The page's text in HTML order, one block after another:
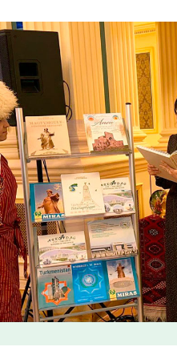
Jemgyýet
Medeniýet
Ylym
Sport